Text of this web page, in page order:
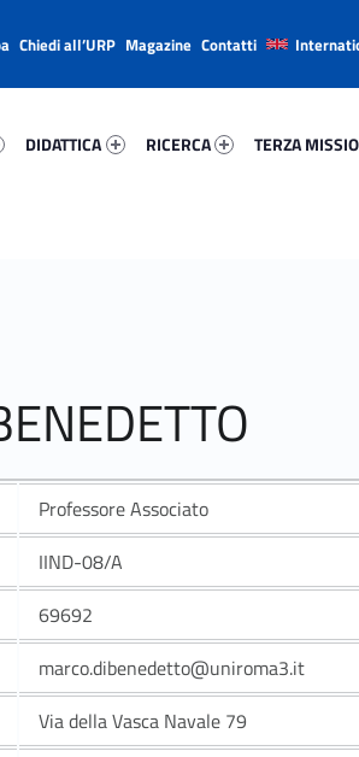
DIDATTICA
RICERCA
TERZA
Chiedi all’URP Magazine Contatti
Professore Associato
IIND-08/A
69692
marco.dibenedetto@uniroma3.it
Via della Vasca Navale 79